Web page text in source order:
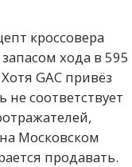
кроссовера
хода в 595
GAC привёз
соответствует
Московском
продавать.